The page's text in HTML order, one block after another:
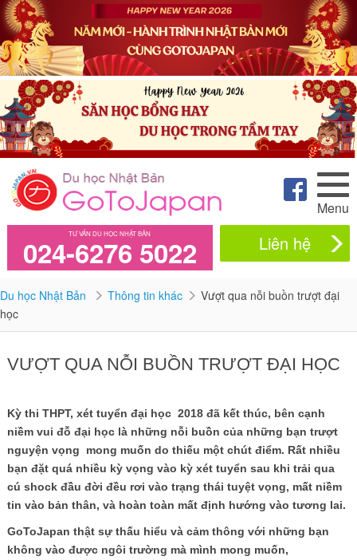
Menu
TƯ VẤN DU HỌC NHẬT BẢN
024-6276 5022 Liên hệ
Du học Nhật Bản Thông tin khác
Vượt qua nỗi buồn trượt đại
học
VƯỢT QUA NỖI BUỒN TRƯỢT ĐẠI HỌC
Kỳ thi THPT, xét tuyển đại học 2018 đã kết thúc, bên cạnh
niềm vui đỗ đại học là những nỗi buồn của những bạn trượt
nguyện vọng mong muốn do thiếu một chút điểm. Rất nhiều
bạn đặt quá nhiều kỳ vọng vào kỳ xét tuyển sau khi trải qua
cú shock đầu đời đều rơi vào trạng thái tuyệt vọng, mất niềm
tin vào bản thân, và hoàn toàn mất định hướng vào tương lai.
GoToJapan thật sựthấu hiểu vàcảm thông với những bạn
không vào được ngôi trường màmình mong muốn,